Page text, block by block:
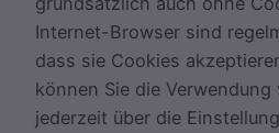
Internet-Browser sind
dass sie Cookies
können Sie die Verwendung
jederzeit über die